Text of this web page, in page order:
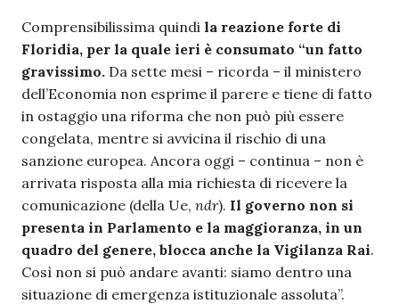
Comprensibilissima quindi la reazione forte di
Floridia, per la quale ieri è consumato “un fatto
gravissimo. Da sette mesi – ricorda – il ministero
dell’Economia non esprime il parere e tiene di fatto
in ostaggio una riforma che non può più essere
congelata, mentre si avvicina il rischio di una
sanzione europea. Ancora oggi – continua – non è
arrivata risposta alla mia richiesta di ricevere la
comunicazione (della Ue, ndr). Il governo non si
presenta in Parlamento e la maggioranza, in un
quadro del genere, blocca anche la Vigilanza Rai.
Così non si può andare avanti: siamo dentro una
situazione di emergenza istituzionale assoluta”.